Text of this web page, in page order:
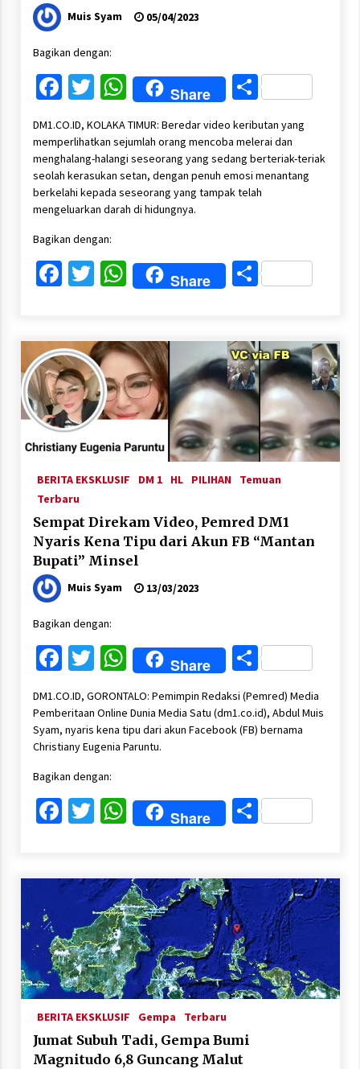
Muis Syam 05/04/2023
Bagikan dengan:
Facebook
Twitter
WhatsApp
Share Share
DM1.CO.ID, KOLAKA TIMUR: Beredar video keributan yang
memperlihatkan sejumlah orang mencoba melerai dan
menghalang-halangi seseorang yang sedang berteriak-teriak
seolah kerasukan setan, dengan penuh emosi menantang
berkelahi kepada seseorang yang tampak telah
mengeluarkan darah di hidungnya.
Bagikan dengan:
Facebook
Twitter
WhatsApp
Share Share
BERITA EKSKLUSIF DM 1 HL PILIHAN
Temuan
Terbaru
Sempat Direkam Video, Pemred DM1
Nyaris Kena Tipu dari Akun FB “Mantan
Bupati” Minsel
Muis Syam 13/03/2023
Bagikan dengan:
Facebook
Twitter
WhatsApp
Share Share
DM1.CO.ID, GORONTALO: Pemimpin Redaksi (Pemred) Media
Pemberitaan Online Dunia Media Satu (dm1.co.id), Abdul Muis
Syam, nyaris kena tipu dari akun Facebook (FB) bernama
Christiany Eugenia Paruntu.
Bagikan dengan:
Facebook
Twitter
WhatsApp
Share Share
BERITA EKSKLUSIF Gempa Terbaru
Jumat Subuh Tadi, Gempa Bumi
Magnitudo 6,8 Guncang Malut